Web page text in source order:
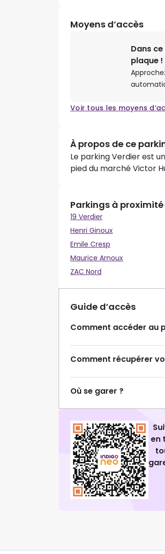
Moyens d’accès
Dans
plaque !
Voir tous les moyens
À propos de ce
Le parking Verdier est
pied du marché Victor
Parkings à proximité
19 Verdier
Henri Ginoux
Emile Cresp
Maurice Arnoux
ZAC Nord
Guide d’accès
Comment accéder au
Comment récupérer
Où se garer ?
en